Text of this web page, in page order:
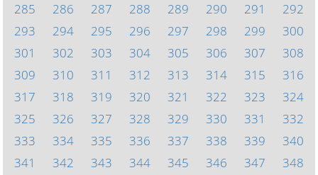
285
286 287 288 289 290 291
292
293
294 295 296 297 298 299
300
301
302 303 304 305 306 307
308
309
310 311 312 313 314 315
316
317
318 319 320 321 322 323
324
325
326 327 328 329 330 331
332
333
334 335 336 337 338 339
340
341
342 343 344 345 346 347 348